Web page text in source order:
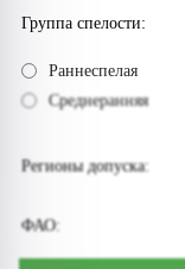
Группа спелости:
Раннеспелая
Среднеранняя
Регионы допуска:
ФАО: